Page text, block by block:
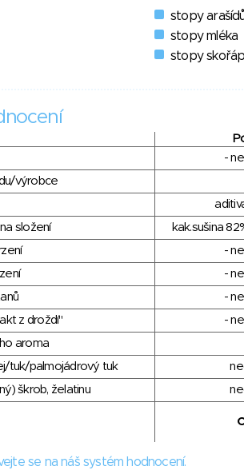
stopy
stopy mléka
stopy
-
výrobce
složení
kak.sušina
-
-
-
z droždí"
-
aroma
tuk/palmojádrový tuk
škrob, želatinu
se na náš systém hodnocení.